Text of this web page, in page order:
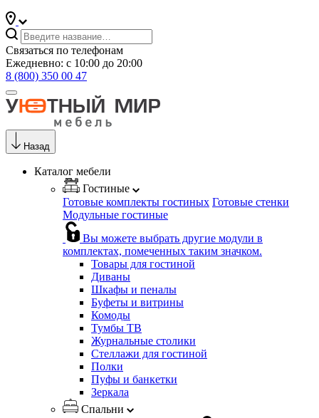
Связаться по телефонам
Ежедневно: с 10:00 до 20:00
8 (800) 350 00 47
Назад
Каталог мебели
Гостиные
Готовые комплекты гостиных Готовые стенки
Модульные гостиные
Вы можете выбрать другие модули в
комплектах, помеченных таким значком.
Товары для гостиной
Диваны
Шкафы и пеналы
Буфеты и витрины
Комоды
Тумбы ТВ
Журнальные столики
Стеллажи для гостиной
Полки
Пуфы и банкетки
Зеркала
Спальни